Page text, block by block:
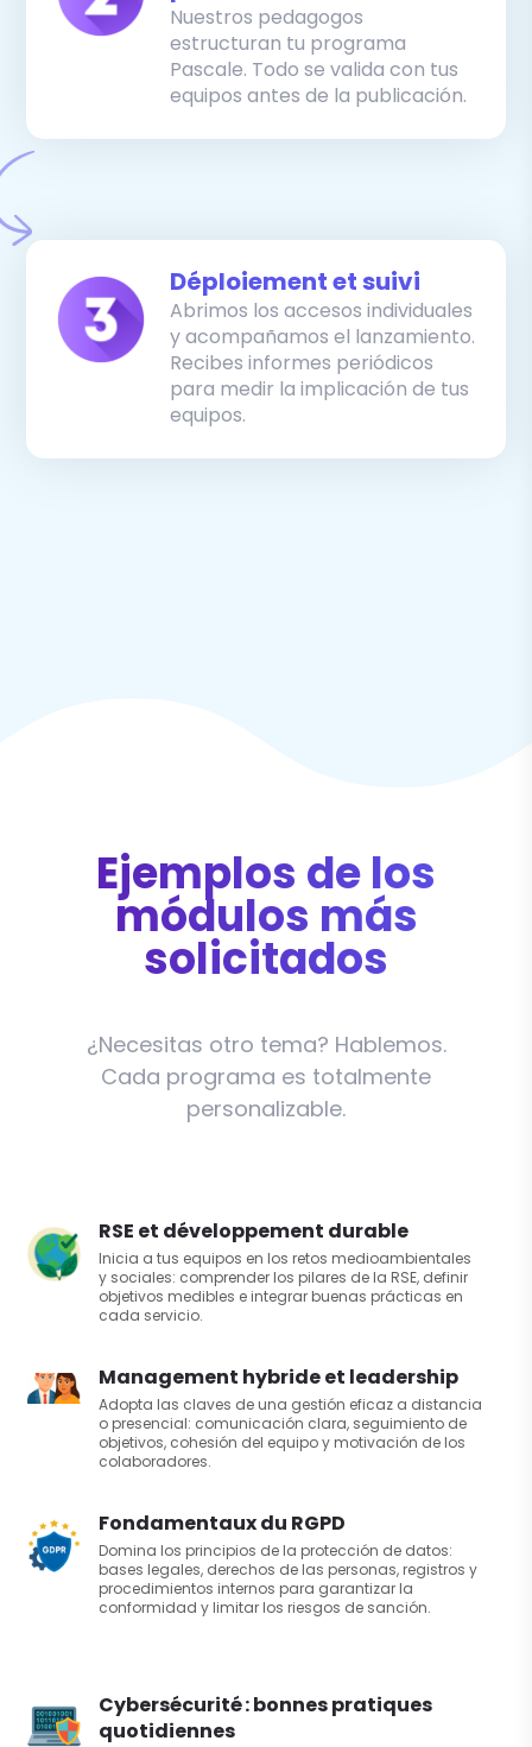
Nuestros pedagogos
estructuran tu programa
Pascale. Todo se valida con tus
equipos antes de la publicación.
Déploiement et suivi
Abrimos los accesos individuales
y acompañamos el lanzamiento.
Recibes informes periódicos
para medir la implicación de tus
equipos.
Ejemplos de los
módulos más
solicitados
¿Necesitas otro tema? Hablemos.
Cada programa es totalmente
personalizable.
RSE et développement durable
Inicia a tus equipos en los retos medioambientales
y sociales: comprender los pilares de la RSE, definir
objetivos medibles e integrar buenas prácticas en
cada servicio.
Management hybride et leadership
Adopta las claves de una gestión eficaz a distancia
o presencial: comunicación clara, seguimiento de
objetivos, cohesión del equipo y motivación de los
colaboradores.
Fondamentaux du RGPD
Domina los principios de la protección de datos:
bases legales, derechos de las personas, registros y
procedimientos internos para garantizar la
conformidad y limitar los riesgos de sanción.
Cybersécurité : bonnes pratiques
quotidiennes